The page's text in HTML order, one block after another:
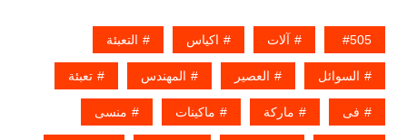
505 آلات اكياس التعبئة
السوائل العصير المهندس تعبئة
فى ماركة ماكينات منسى